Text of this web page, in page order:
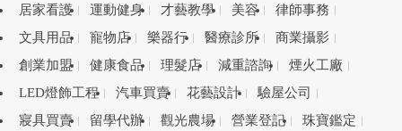
居家看護
運動健身 才藝教學 美容
律師事務
文具用品
寵物店 樂器行 醫療診所
商業攝影
創業加盟
健康食品 理髮店 減重諮詢
煙火工廠
LED燈飾工程
汽車買賣 花藝設計
驗屋公司
寢具買賣
留學代辦 觀光農場 營業登記
珠寶鑑定